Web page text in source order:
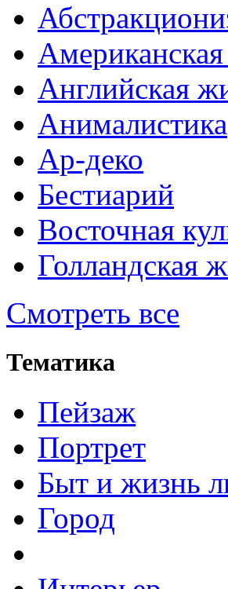
Английская
Анималистика
Ар-деко
Бестиарий
Восточная
Голландская
Смотреть все
Тематика
Пейзаж
Портрет
Быт и жизнь
Город